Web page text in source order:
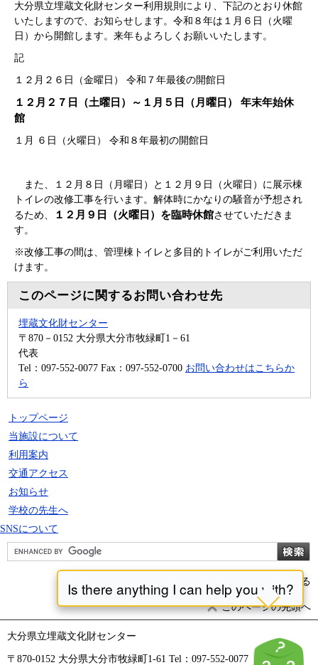
大分県立埋蔵文化財センター利用規則により、下記のとおり休館
いたしますので、お知らせします。令和８年は１月６日（火曜
日）から開館します。来年もよろしくお願いいたします。
記
１２月２６日（金曜日） 令和７年最後の開館日
１２月２７日（土曜日）～１月５日（月曜日） 年末年始休
館
１月 ６日（火曜日） 令和８年最初の開館日
また、１２月８日（月曜日）と１２月９日（火曜日）に展示棟
トイレの改修工事を行います。解体時にかなりの騒音が予想され
るため、
１２月９日（火曜日）を臨時休館させていただきま
す。
※改修工事の間は、管理棟トイレと多目的トイレがご利用いただ
けます。
このページに関するお問い合わせ先
埋蔵文化財センター
〒870－0152 大分県大分市牧緑町1－61
代表
Tel：097-552-0077 Fax：097-552-0700 お問い合わせはこちらか
ら
トップページ
当施設について
利用案内
交通アクセス
お知らせ
学校の先生へ
SNSについて
前のページに戻る
このページの先頭へ
大分県立埋蔵文化財センター
〒870-0152 大分県大分市牧緑町1-61 Tel：097-552-0077 Fax：097-